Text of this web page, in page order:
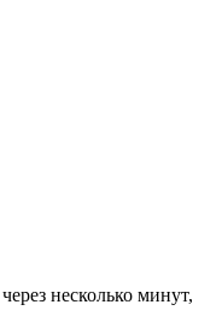
несколько минут,